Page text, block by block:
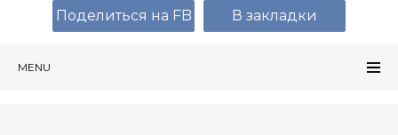
MENU
Поделиться на FB В закладки